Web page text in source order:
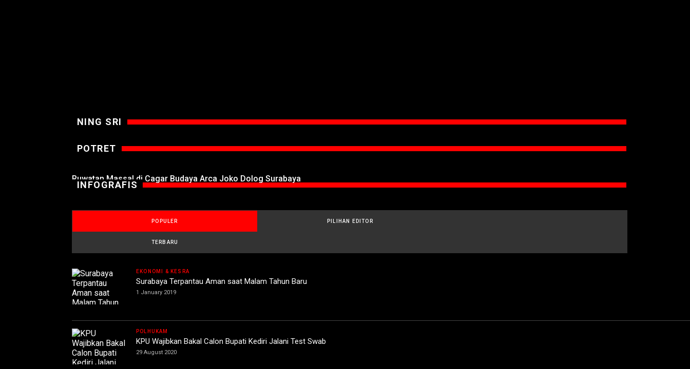
NING SRI
POTRET
Ruwatan Massal di Cagar Budaya Arca Joko Dolog Surabaya
INFOGRAFIS
POPULER PILIHAN EDITOR
TERBARU
EKONOMI & KESRA
Surabaya Terpantau Aman saat Malam Tahun Baru
1 January 2019
POLHUKAM
KPU Wajibkan Bakal Calon Bupati Kediri Jalani Test Swab
29 August 2020